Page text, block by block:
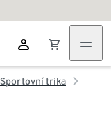
Sportovní trika